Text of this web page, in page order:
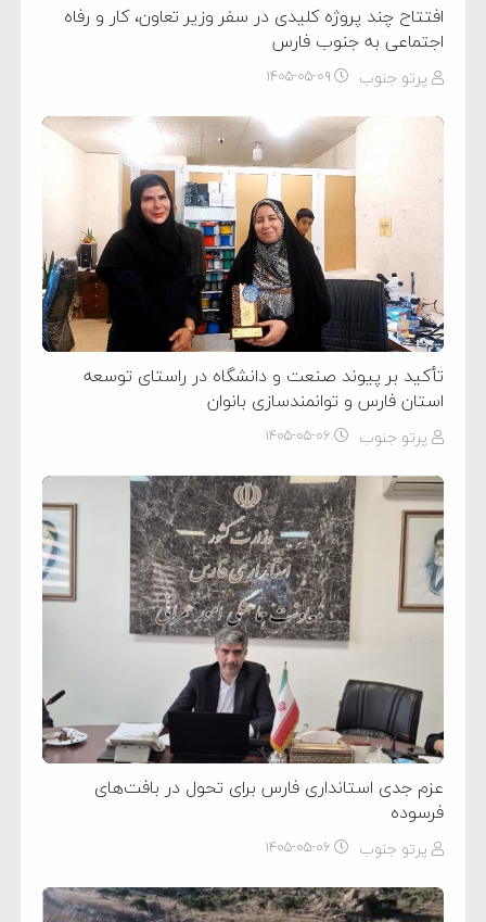
افتتاح چند پروژه کلیدی در سفر وزیر تعاون، کار و رفاه
اجتماعی به جنوب فارس
پرتو جنوب ۱۴۰۵-۰۵-۰۹
تأکید بر پیوند صنعت و دانشگاه در راستای توسعه
استان فارس و توانمندسازی بانوان
پرتو جنوب ۱۴۰۵-۰۵-۰۶
عزم جدی استانداری فارس برای تحول در بافت‌های
فرسوده
پرتو جنوب ۱۴۰۵-۰۵-۰۶